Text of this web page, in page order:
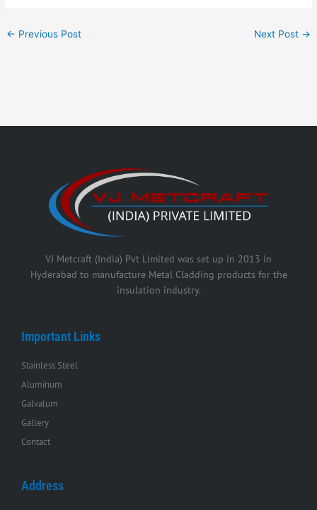
← Previous Post Next Post →
VJ Metcraft (India) Pvt Limited was set up in 2013 in
Hyderabad to manufacture Metal Cladding products for the
insulation industry.
Important Links
Stainless Steel
Aluminum
Galvalum
Gallery
Contact
Address